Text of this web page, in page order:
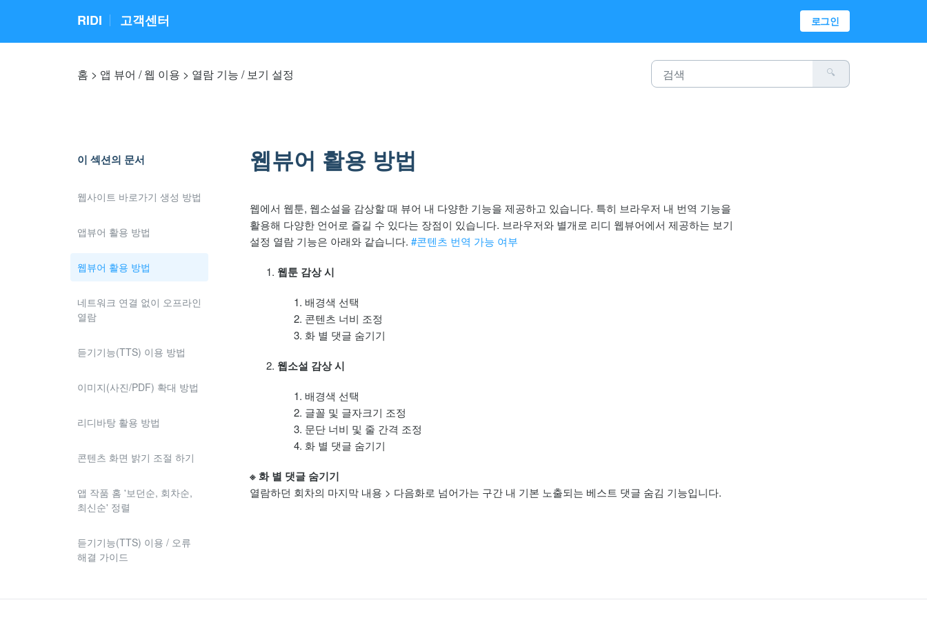
RIDI 고객센터 로그인
홈 앱 뷰어 / 웹 이용 열람 기능 / 보기 설정
이 섹션의 문서
웹사이트 바로가기 생성 방법
앱뷰어 활용 방법
웹뷰어 활용 방법
네트워크 연결 없이 오프라인
열람
듣기기능(TTS) 이용 방법
이미지(사진/PDF) 확대 방법
리디바탕 활용 방법
콘텐츠 화면 밝기 조절 하기
앱 작품 홈 '보던순, 회차순,
최신순' 정렬
듣기기능(TTS) 이용 / 오류
해결 가이드
웹뷰어 활용 방법
웹에서 웹툰, 웹소설을 감상할 때 뷰어 내 다양한 기능을 제공하고 있습니다. 특히 브라우저 내 번역 기능을
활용해 다양한 언어로 즐길 수 있다는 장점이 있습니다. 브라우저와 별개로 리디 웹뷰어에서 제공하는 보기
설정 열람 기능은 아래와 같습니다.#콘텐츠 번역 가능 여부
웹툰 감상 시
배경색 선택
콘텐츠 너비 조정
화 별 댓글 숨기기
웹소설 감상 시
배경색 선택
글꼴 및 글자크기 조정
문단 너비 및 줄 간격 조정
화 별 댓글 숨기기
※ 화 별 댓글 숨기기
열람하던 회차의 마지막 내용 > 다음화로 넘어가는 구간 내 기본 노출되는 베스트 댓글 숨김 기능입니다.